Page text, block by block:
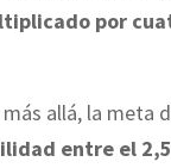
por
allá, la meta
entre el